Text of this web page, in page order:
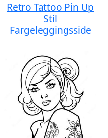
Retro Tattoo Pin Up
Stil
Fargeleggingsside